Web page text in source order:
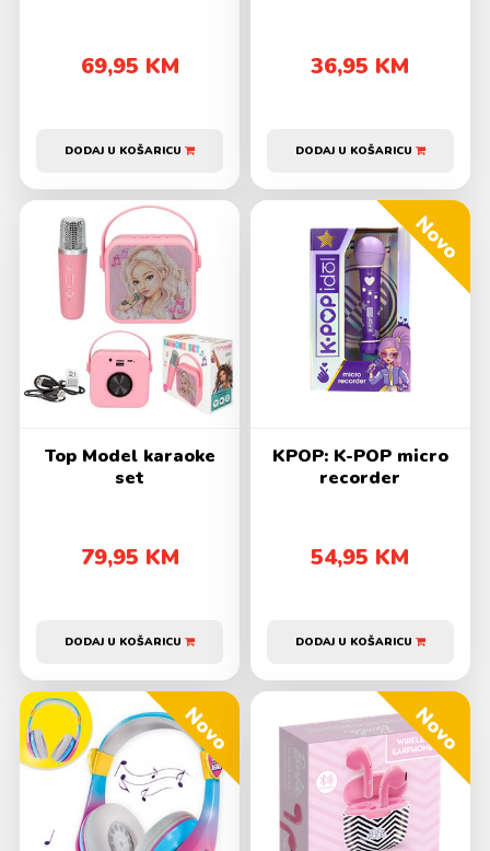
69,95 KM
DODAJ U KOŠARICU
36,95 KM
DODAJ U KOŠARICU
Top Model karaoke
set
79,95 KM
DODAJ U KOŠARICU
Novo
KPOP: K-POP micro
recorder
54,95 KM
DODAJ U KOŠARICU
Novo Novo